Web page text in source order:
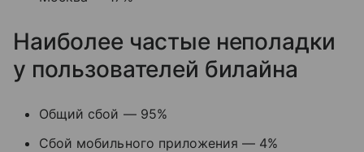
Наиболее частые неполадки
у пользователей билайна
Общий сбой — 95%
Сбой мобильного приложения — 4%